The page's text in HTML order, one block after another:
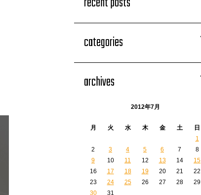
categories
archives
2012年7月
月 火 水 木 金 土
日
1
2
3 4 5 6 7
8
9
10 11 12 13 14
15
16
17 18 19 20 21
22
23
24 25 26 27 28
29
30
31